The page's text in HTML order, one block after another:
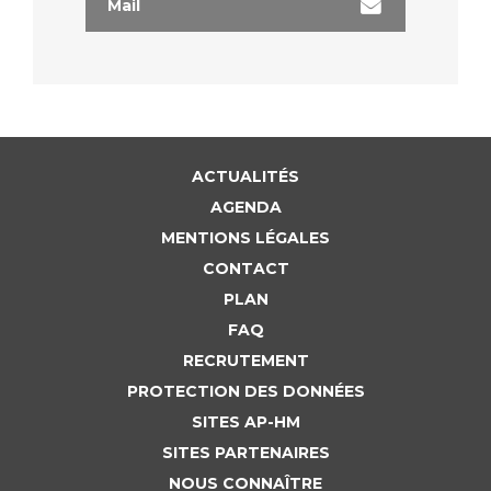
Nos indicateurs qualité et de sécurité des soins
Protection des données
Les recherches en santé à l’AP-HM
Lieu de santé sans tabac
Liste des marchés conclus
Documents utiles
Mail
ACTUALITÉS
AGENDA
MENTIONS LÉGALES
CONTACT
PLAN
FAQ
RECRUTEMENT
PROTECTION DES DONNÉES
SITES AP-HM
SITES PARTENAIRES
NOUS CONNAÎTRE